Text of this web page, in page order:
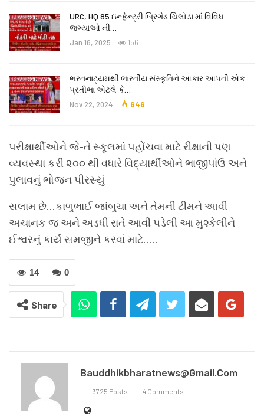
URC, HQ 85 ઇન્ફેન્ટ્રી બ્રિગેડ ચિલોડા માં વિવિધ
જગ્યાઓ ની…
Jan 16, 2025 156
ભરતનાટ્યમથી ભારતીય સંસ્કૃતિને આકાર આપતી એક
પ્રતીભા એટલે કે‌…
Nov 22, 2024 646
પરીક્ષાર્થીઓને જે-તે સ્કૂલમાં પહોંચવા માટે રીક્ષાની પણ
વ્યવસ્થા કરી ૨૦૦ થી વધારે વિદ્યાર્થીઓને ભાજીપાંઉ અને
પુલાવનું ભોજન પીરસ્યું
સલામ છે…કાળુભાઈ જાંબુચા અને તેમની ટીમને આવી
અચાનક જ અને અડધી રાતે આવી પડેલી આ મુશ્કેલીને
ઈશ્વરનું કાર્ય સમજીને કરવાં માટે…..
0
14
Share
Bauddhikbharatnews@gmail.com
3725 Posts 4 Comments